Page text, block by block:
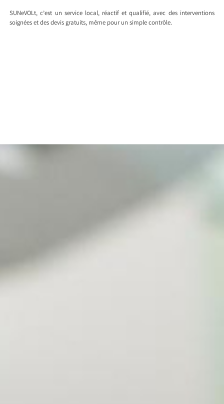
SUNeVOLt, c’est un service local, réactif et qualifié, avec des interventions
soignées et des devis gratuits, même pour un simple contrôle.